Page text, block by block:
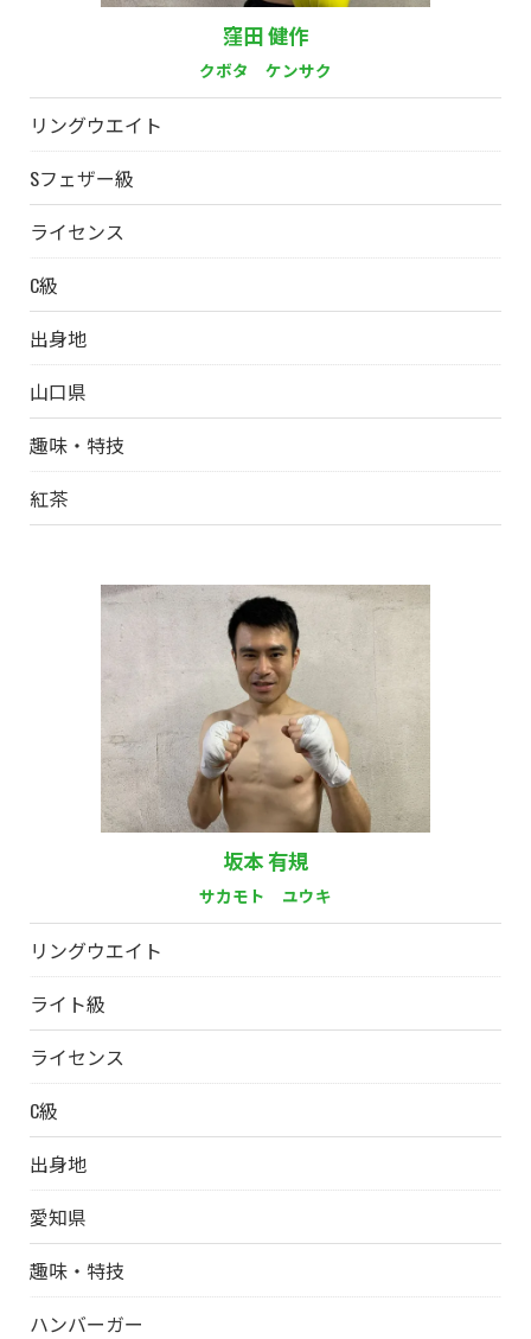
窪田 健作
クボタ ケンサク
リングウエイト
Sフェザー級
ライセンス
C級
出身地
山口県
趣味・特技
紅茶
坂本 有規
サカモト ユウキ
リングウエイト
ライト級
ライセンス
C級
出身地
愛知県
趣味・特技
ハンバーガー